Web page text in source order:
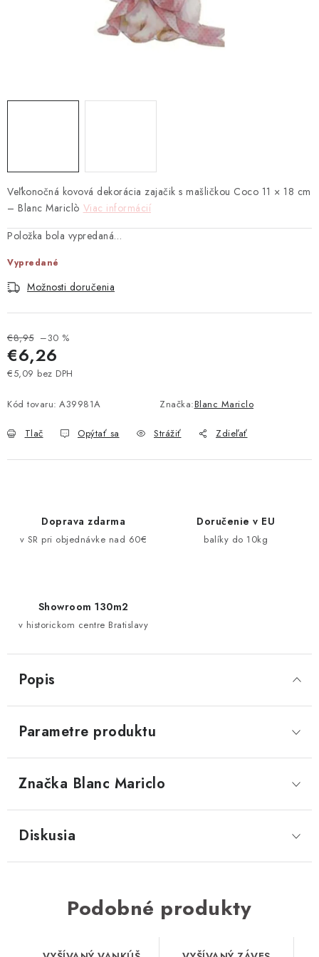
VŠETKY PRODUKTY
Ako nakupovať
Podmienky ochrany osobných údajov
Veľkonočná kovová dekorácia zajačik s mašličkou Coco 11 × 18 cm
– Blanc Mariclò Viac informácií
Položka bola vypredaná…
Vypredané
Možnosti doručenia
€8,95 –30 %
€6,26
€5,09 bez DPH
Kód tovaru: A39981A Značka:Blanc Mariclo
Tlač Opýtať sa Strážiť Zdieľať
Doprava zdarma
v SR pri objednávke nad 60€
Doručenie v EU
balíky do 10kg
Showroom 130m2
v historickom centre Bratislavy
Popis
Parametre produktu
Značka Blanc Mariclo
Diskusia
Podobné produkty